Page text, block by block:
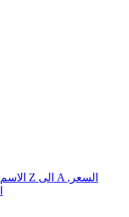
الاسم , من ال Z الى A السعر,